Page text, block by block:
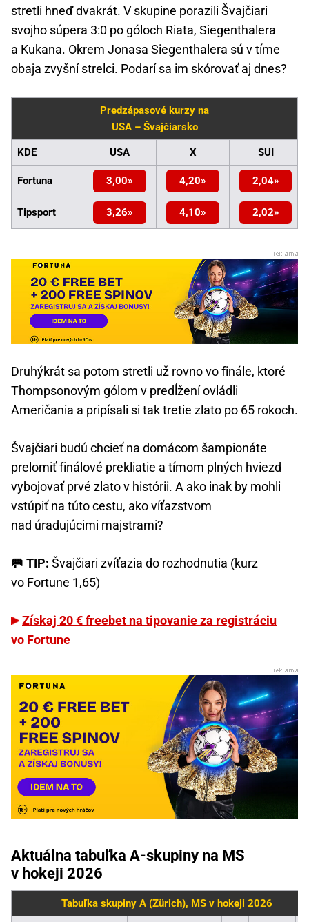
stretli hneď dvakrát. V skupine porazili Švajčiari
svojho súpera 3:0 po góloch Riata, Siegenthalera
a Kukana. Okrem Jonasa Siegenthalera sú v tíme
obaja zvyšní strelci. Podarí sa im skórovať aj dnes?
Predzápasové kurzy na
USA – Švajčiarsko
KDE USA X SUI
Fortuna 3,00 4,20 2,04
Tipsport 3,26 4,10 2,02
Druhýkrát sa potom stretli už rovno vo finále, ktoré
Thompsonovým gólom v predĺžení ovládli
Američania a pripísali si tak tretie zlato po 65 rokoch.
Švajčiari budú chcieť na domácom šampionáte
prelomiť finálové prekliatie a tímom plných hviezd
vybojovať prvé zlato v histórii. A ako inak by mohli
vstúpiť na túto cestu, ako víťazstvom
nad úradujúcimi majstrami?
🥅 TIP: Švajčiari zvíťazia do rozhodnutia (kurz
vo Fortune 1,65)
Získaj 20 € freebet na tipovanie za registráciu
vo Fortune
Aktuálna tabuľka A-skupiny na MS
v hokeji 2026
Tabuľka skupiny A (Zürich), MS v hokeji 2026